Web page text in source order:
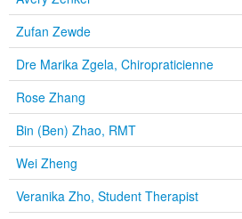
Zufan Zewde
Dre Marika Zgela, Chiropraticienne
Rose Zhang
Bin (Ben) Zhao, RMT
Wei Zheng
Veranika Zho, Student Therapist